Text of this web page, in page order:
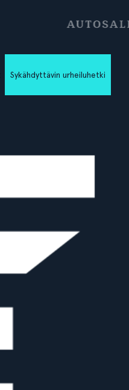
Sykähdyttävin urheiluhetki